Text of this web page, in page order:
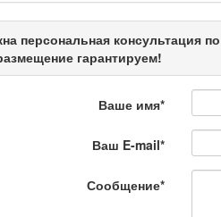
Что скажет доктор?
Станем чемпионами
персональная консультация
гарантируем!
Ваше имя*
Ваш E-mail*
Сообщение*